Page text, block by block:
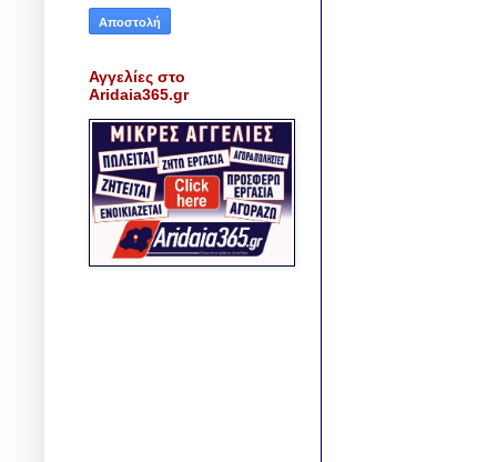
Αγγελίες στο
Aridaia365.gr